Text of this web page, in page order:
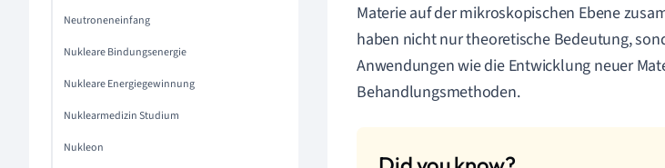
Neutroneneinfang
Nukleare Bindungsenergie
Nukleare Energiegewinnung
Nuklearmedizin Studium
Nukleon
Materie auf der mikroskopischen Ebene
haben nicht nur theoretische Bedeutung,
Anwendungen wie die Entwicklung neuer
Behandlungsmethoden.